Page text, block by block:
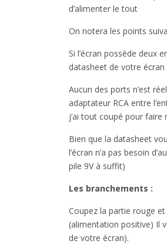
d’alimenter le tout
On notera les points
Si l’écran possède deux
datasheet de votre
Aucun des ports n’est
adaptateur RCA entre
j’ai tout coupé pour
Bien que la datasheet
l’écran n’a pas besoin
pile 9V à suffit)
Les branchements :
Coupez la partie rouge
(alimentation positive) Il
de votre écran).